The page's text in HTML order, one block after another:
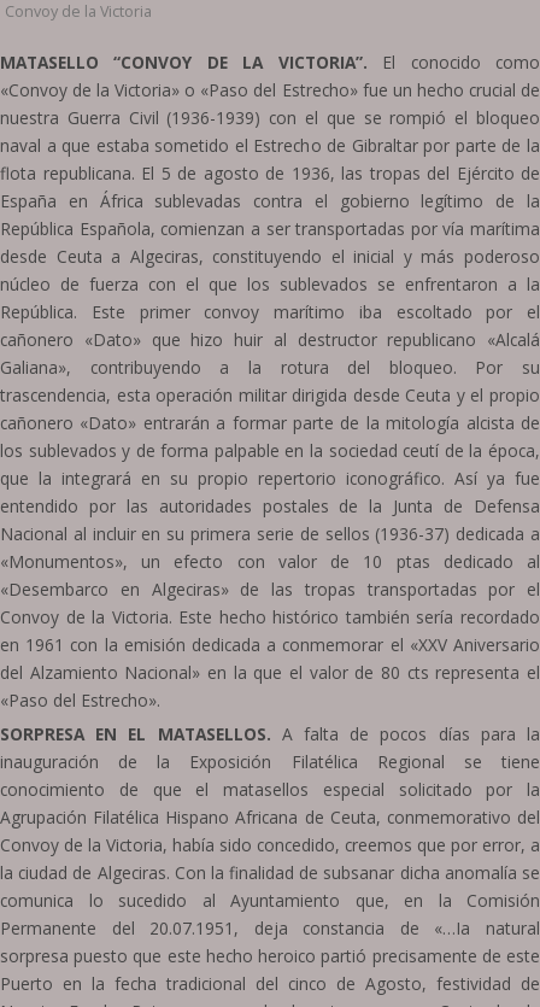
Convoy de la Victoria
MATASELLO “CONVOY DE LA VICTORIA”. El conocido como
«Convoy de la Victoria» o «Paso del Estrecho» fue un hecho crucial de
nuestra Guerra Civil (1936-1939) con el que se rompió el bloqueo
naval a que estaba sometido el Estrecho de Gibraltar por parte de la
flota republicana. El 5 de agosto de 1936, las tropas del Ejército de
España en África sublevadas contra el gobierno legítimo de la
República Española, comienzan a ser transportadas por vía marítima
desde Ceuta a Algeciras, constituyendo el inicial y más poderoso
núcleo de fuerza con el que los sublevados se enfrentaron a la
República. Este primer convoy marítimo iba escoltado por el
cañonero «Dato» que hizo huir al destructor republicano «Alcalá
Galiana», contribuyendo a la rotura del bloqueo. Por su
trascendencia, esta operación militar dirigida desde Ceuta y el propio
cañonero «Dato» entrarán a formar parte de la mitología alcista de
los sublevados y de forma palpable en la sociedad ceutí de la época,
que la integrará en su propio repertorio iconográfico. Así ya fue
entendido por las autoridades postales de la Junta de Defensa
Nacional al incluir en su primera serie de sellos (1936-37) dedicada a
«Monumentos», un efecto con valor de 10 ptas dedicado al
«Desembarco en Algeciras» de las tropas transportadas por el
Convoy de la Victoria. Este hecho histórico también sería recordado
en 1961 con la emisión dedicada a conmemorar el «XXV Aniversario
del Alzamiento Nacional» en la que el valor de 80 cts representa el
«Paso del Estrecho».
SORPRESA EN EL MATASELLOS. A falta de pocos días para la
inauguración de la Exposición Filatélica Regional se tiene
conocimiento de que el matasellos especial solicitado por la
Agrupación Filatélica Hispano Africana de Ceuta, conmemorativo del
Convoy de la Victoria, había sido concedido, creemos que por error, a
la ciudad de Algeciras. Con la finalidad de subsanar dicha anomalía se
comunica lo sucedido al Ayuntamiento que, en la Comisión
Permanente del 20.07.1951, deja constancia de «…Ia natural
sorpresa puesto que este hecho heroico partió precisamente de este
Puerto en la fecha tradicional del cinco de Agosto, festividad de